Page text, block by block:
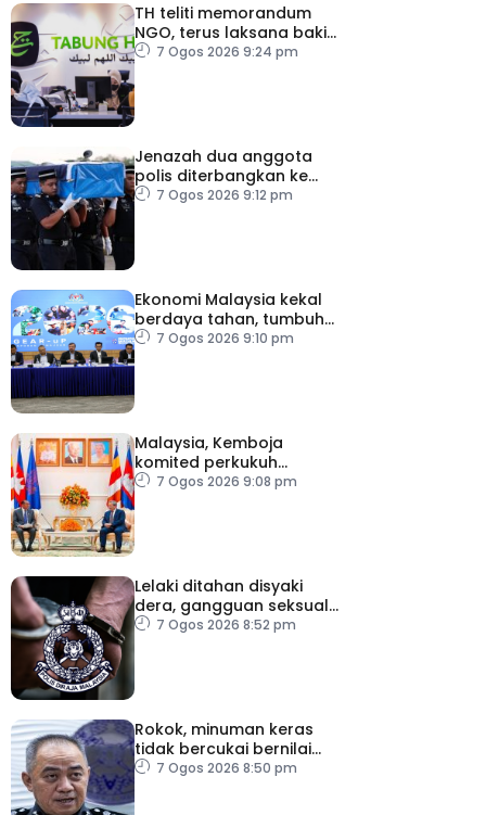
TH teliti memorandum
NGO, terus laksana baki
syor RCI
7 Ogos 2026 9:24 pm
Jenazah dua anggota
polis diterbangkan ke
Kelantan
7 Ogos 2026 9:12 pm
Ekonomi Malaysia kekal
berdaya tahan, tumbuh
5.6 peratus
7 Ogos 2026 9:10 pm
Malaysia, Kemboja
komited perkukuh
kerjasama pertahanan
7 Ogos 2026 9:08 pm
Lelaki ditahan disyaki
dera, gangguan seksual
dua anak kandung
7 Ogos 2026 8:52 pm
Rokok, minuman keras
tidak bercukai bernilai
lebih RM64,000 dirampas
7 Ogos 2026 8:50 pm